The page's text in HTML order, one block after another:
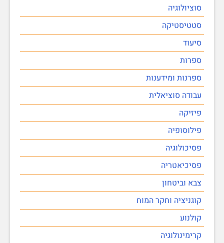
סוציולוגיה
סטטיסטיקה
סיעוד
ספרות
ספרנות ומידענות
עבודה סוציאלית
פיזיקה
פילוסופיה
פסיכולוגיה
פסיכיאטריה
צבא וביטחון
קוגניציה וחקר המוח
קולנוע
קרימינולוגיה